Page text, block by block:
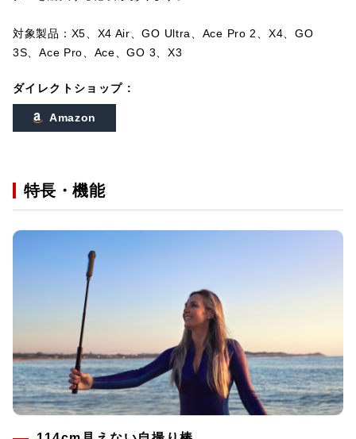
対象製品：X5、X4 Air、GO Ultra、Ace Pro 2、X4、GO
3S、Ace Pro、Ace、GO 3、X3
ダイレクトショップ :
Amazon
特長・機能